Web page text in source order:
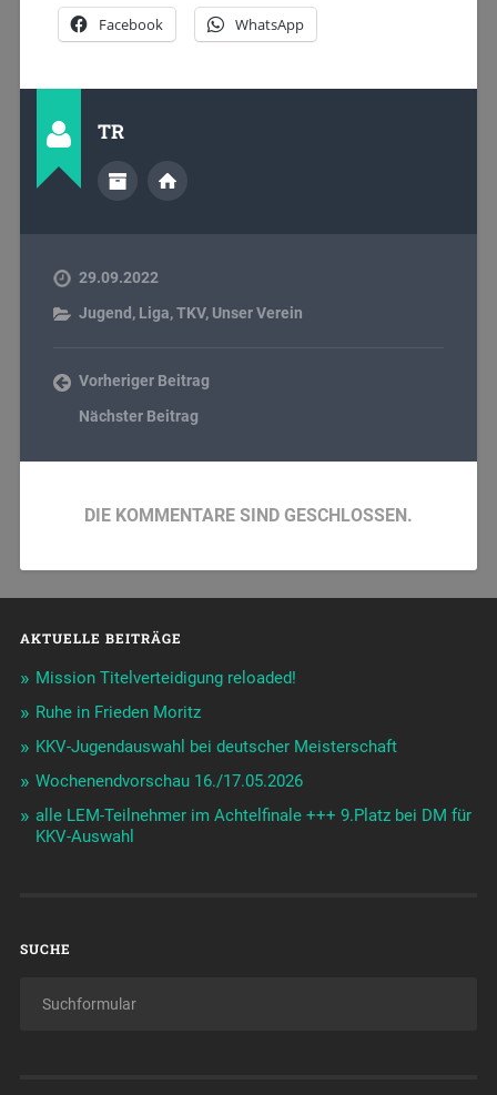
Facebook WhatsApp
TR
29.09.2022
Jugend , Liga,TKV, Unser Verein
Vorheriger Beitrag
Nächster Beitrag
DIE KOMMENTARE SIND GESCHLOSSEN.
AKTUELLE BEITRÄGE
Mission Titelverteidigung reloaded!
Ruhe in Frieden Moritz
KKV-Jugendauswahl bei deutscher Meisterschaft
Wochenendvorschau 16./17.05.2026
alle LEM-Teilnehmer im Achtelfinale +++ 9.Platz bei DM für
KKV-Auswahl
SUCHE